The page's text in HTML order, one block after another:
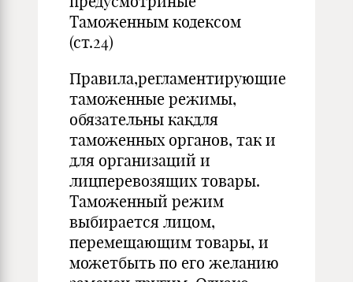
Таможенным кодексом
(ст.24)
Правила,регламентирующие
таможенные режимы,
обязательны какдля
таможенных органов, так и
для организаций и
лицперевозящих товары.
Таможенный режим
выбирается лицом,
перемещающим товары, и
можетбыть по его желанию